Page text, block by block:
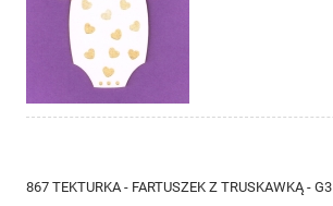
867 TEKTURKA - FARTUSZEK Z TRUSKAWKĄ - G3